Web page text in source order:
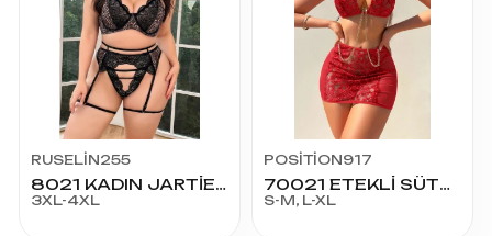
RUSELİN255
8021 KADIN JARTİER FANTAZİ KOSTÜM BATTAL
3XL-4XL
POSİTİON917
70021 ETEKLİ SÜTYEN TKM
S-M, L-XL